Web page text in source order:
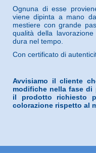
Ognuna di esse
viene dipinta a mano
mestiere con grande
qualità della
dura nel tempo.
Con certificato di
Avvisiamo il cliente
modifiche nella fase
il prodotto richiesto
colorazione rispetto al